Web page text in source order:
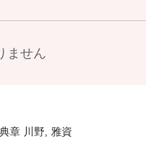
ません
章 川野, 雅資